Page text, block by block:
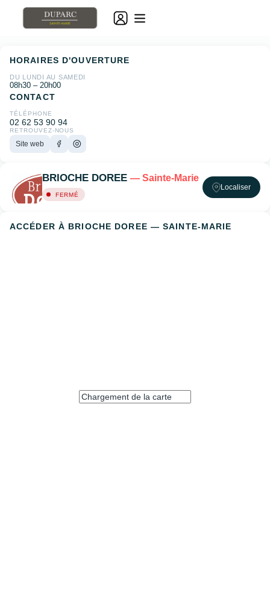
BRIOCHE DOREE — Sainte-Marie
FERMÉ
Localiser
ACCÉDER À BRIOCHE DOREE — SAINTE-MARIE
HORAIRES D'OUVERTURE
DU LUNDI AU SAMEDI
08h30 – 20h00
CONTACT
TÉLÉPHONE
02 62 53 90 94
RETROUVEZ-NOUS
Site web